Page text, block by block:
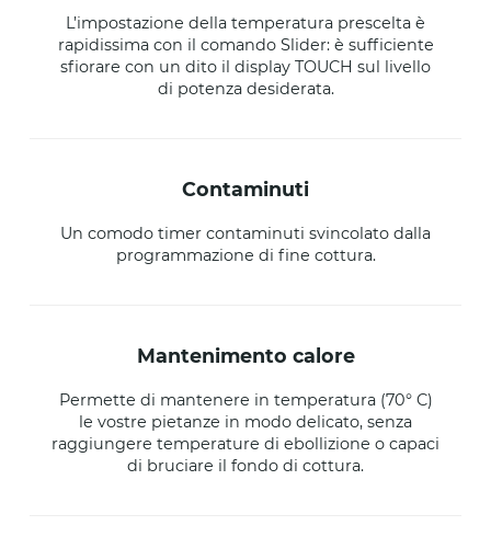
L’impostazione della temperatura prescelta è
rapidissima con il comando Slider: è sufficiente
sfiorare con un dito il display TOUCH sul livello
di potenza desiderata.
contaminuti
Un comodo timer contaminuti svincolato dalla
programmazione di fine cottura.
mantenimento calore
Permette di mantenere in temperatura (70° C)
le vostre pietanze in modo delicato, senza
raggiungere temperature di ebollizione o capaci
di bruciare il fondo di cottura.